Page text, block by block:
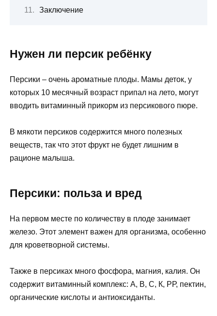
Заключение
Нужен ли персик ребёнку
Персики – очень ароматные плоды. Мамы деток, у
которых 10 месячный возраст припал на лето, могут
вводить витаминный прикорм из персикового пюре.
В мякоти персиков содержится много полезных
веществ, так что этот фрукт не будет лишним в
рационе малыша.
Персики: польза и вред
На первом месте по количеству в плоде занимает
железо. Этот элемент важен для организма, особенно
для кроветворной системы.
Также в персиках много фосфора, магния, калия. Он
содержит витаминный комплекс: А, В, С, К, РР, пектин,
органические кислоты и антиоксиданты.